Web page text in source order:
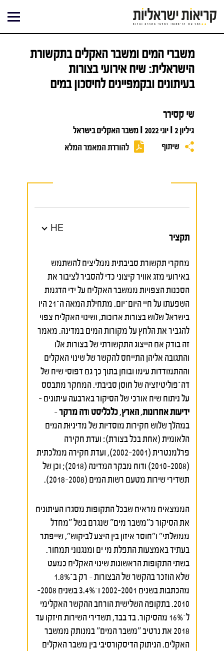
לתוכן
משברי המים ומשבר האקלים בתקשורת
הישראלית: שיח אירועי בצורות
בעיתונים ובקמפיינים לחיסכון במים
שי קסירר
גיליון 2 I יוני 2022 I משבר האקלים בישראל
להורדת המאמר המלא
שיתוף
תקציר
HE
מחקרי תקשורת סביבתית ממליצים להשתמש
באירועי מזג אוויר קיצוני כדי להסביר לציבור את
הסכנות הצפויות ממשבר האקלים על ידי הדגמת
השפעתו על חיי היום־יום. מתחילת המאה ה־21 היו
בישראל שלוש בצורות ארוכות, ושינוי האקלים צפוי
להגביר את הלחץ על מקורות המים במדינה. מאמר
זה בודק אם הייצוג התקשורתי של בצורות אלו
והתגובה אליהן התייחס להקשר של שינוי האקלים
וההתמודדות עימו ובוחן בתוך כך גם דפוסי שיח של
דה־פוליטיזציה של חוסן סביבתי. המחקר מתבסס
על ניתוח שיח אורכי של הסיקור בארבעה עיתונים –
ידיעות אחרונות,הארץ,כלכליסטודה מרקר–
במהלך שלוש חקירות מוסדיות של מדיניוּת המים
הלאומית (אחת בכל בצורת): ועדת חקירה
פרלמנטרית (2001–2002), ועדת חקירה ממלכתית
(2008–2010) ודוח מבקר המדינה (2018); וכן של
תשדירי שירות מטעם רשות המים (2008–2018).
הממצאים מראים שבכל התקופות מסגרו העיתונים
את הסיקור כ"משבר מים" שנגרם בשל "מחדל
ממשלתי" ו"חוסר איזון בין היצע לביקוש", שייפתר
בעתיד באמצעות התפלת מי ים ומנגנוני תמחור.
בשתי התקופות הראשונות שינוי האקלים כמעט
שלא הוזכר בהקשר של הבצורות – רק ב־1.8%
מהכתבות בשנים 2001–2002 ו־3.4% בשנים 2008–
2010. בתקופה השלישית הורחב ההקשר האקלימי
ל־16% מהסיקור. בד בבד, תשדירי השירות חיזקו עד
2018 את נרטיב "משבר המים" במנותק ממשבר
האקלים. הניתוק הדיסקורסיבי בין משבר האקלים